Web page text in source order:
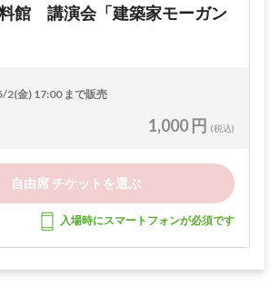
館 講演会「建築家モーガン
2(金) 17:00 まで販売
1,000 円 (税込)
自由席 チケットを選ぶ
入場時にスマートフォンが必須です